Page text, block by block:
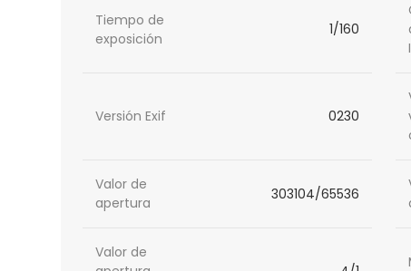
Tiempo de
exposición
1/160
Versión Exif 0230
Valor de
apertura
303104/65536
Valor de